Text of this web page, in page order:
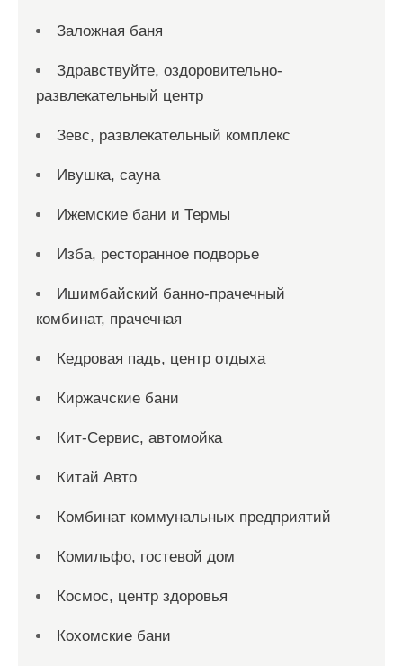
Заложная баня
Здравствуйте, оздоровительно-
развлекательный центр
Зевс, развлекательный комплекс
Ивушка, сауна
Ижемские бани и Термы
Изба, ресторанное подворье
Ишимбайский банно-прачечный
комбинат, прачечная
Кедровая падь, центр отдыха
Киржачские бани
Кит-Сервис, автомойка
Китай Авто
Комбинат коммунальных предприятий
Комильфо, гостевой дом
Космос, центр здоровья
Кохомские бани